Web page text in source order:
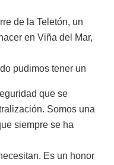
de la Teletón, un
en Viña del Mar,
pudimos tener un
que se
Somos una
siempre se ha
Es un honor